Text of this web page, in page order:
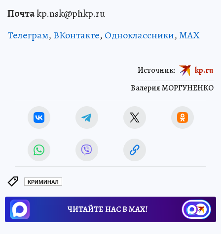
Почтаkp.nsk@phkp.ru
Телеграм, ВКонтакте, Одноклассники,MAX
Валерия МОРГУНЕНКО
Источник: kp.ru
КРИМИНАЛ
ЧИТАЙТЕ НАС В МАХ!